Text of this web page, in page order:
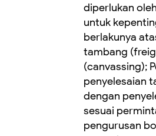
diperlukan
untuk
berlakunya
tambang
(canvassing);
penyelesaian
dengan
sesuai
pengurusan